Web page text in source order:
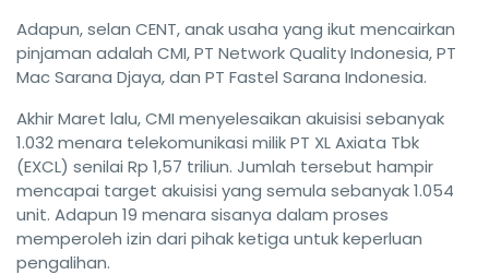
Adapun, selan CENT, anak usaha yang ikut mencairkan
pinjaman adalah CMI, PT Network Quality Indonesia, PT
Mac Sarana Djaya, dan PT Fastel Sarana Indonesia.
Akhir Maret lalu, CMI menyelesaikan akuisisi sebanyak
1.032 menara telekomunikasi milik PT XL Axiata Tbk
(EXCL) senilai Rp 1,57 triliun. Jumlah tersebut hampir
mencapai target akuisisi yang semula sebanyak 1.054
unit. Adapun 19 menara sisanya dalam proses
memperoleh izin dari pihak ketiga untuk keperluan
pengalihan.